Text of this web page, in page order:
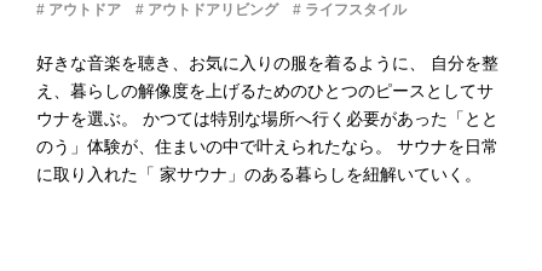
企業の
方へ
お問い
合わせ
プライ
# アウトドア # アウトドアリビング # ライフスタイル
好きな​音楽を​聴き、​お気に​入りの​服を​着るように、​ 自分を​整
え、​暮らしの​解像度を​上げる​ための​ひとつの​ピースと​して​サ
ウナを​選ぶ。​ かつては​特別な​場所へ​行く​必要が​あった​「とと
のう」体験が、​住まいの​中で​叶えられた​なら。​ サウナを​日常
に​取り入れた​「 家サウナ」の​ある​暮らしを​紐解いていく。​